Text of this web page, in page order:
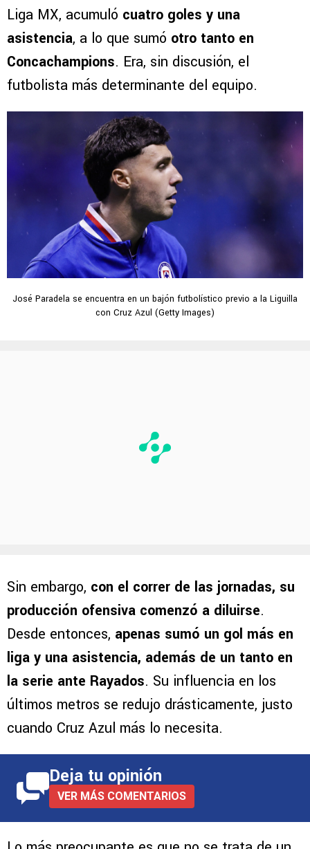
Liga MX, acumuló cuatro goles y una
asistencia, a lo que sumó otro tanto en
Concachampions. Era, sin discusión, el
futbolista más determinante del equipo.
José Paradela se encuentra en un bajón futbolístico previo a la Liguilla
con Cruz Azul (Getty Images)
Sin embargo, con el correr de las jornadas, su
producción ofensiva comenzó a diluirse.
Desde entonces, apenas sumó un gol más en
liga y una asistencia, además de un tanto en
la serie ante Rayados. Su influencia en los
últimos metros se redujo drásticamente, justo
cuando Cruz Azul más lo necesita.
Deja tu opinión
VER MÁS COMENTARIOS